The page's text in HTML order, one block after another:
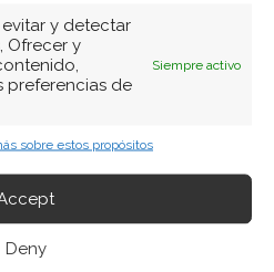
y detectar
Ofrecer y
preferencias de
Siempre activo
sobre estos propósitos
Deny
cinco minutos mientras la